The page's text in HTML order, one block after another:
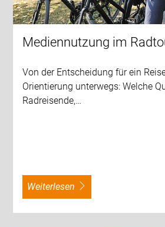
Mediennutzung im
Von der Entscheidung für ein
Orientierung unterwegs: Welche
Radreisende,…
weiterlesen